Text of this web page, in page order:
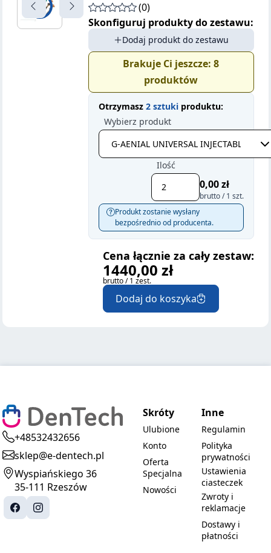
(0)
Skonfiguruj produkty do zestawu:
Dodaj produkt do zestawu
Brakuje Ci jeszcze:8
produktów
Otrzymasz 2 sztukiproduktu:
Wybierz produkt
Ilość
0,00 zł
brutto / 1 szt.
Produkt zostanie wysłany
bezpośrednio od producenta.
Cena łącznie za cały zestaw:
1440,00 zł
brutto / 1 zest.
Dodaj do koszyka
+48532432656
sklep@e-dentech.pl
Wyspiańskiego 36
35-111 Rzeszów
Skróty
Ulubione
Konto
Oferta
Specjalna
Nowości
Inne
Regulamin
Polityka
prywatności
Ustawienia
ciasteczek
Zwroty i
reklamacje
Dostawy i
płatności